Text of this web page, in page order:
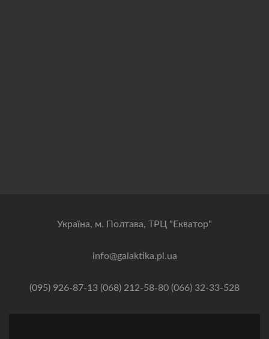
Українa, м. Полтава, ТРЦ "Екватор"
info@galaktika.pl.ua
(095) 926-87-13 (068) 212-58-80 (066) 32-33-528